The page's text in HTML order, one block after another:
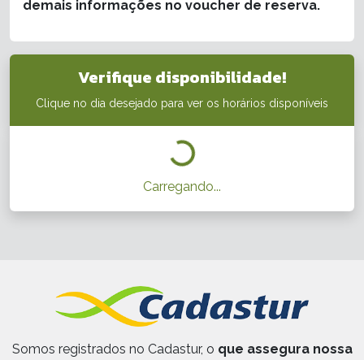
demais informações no voucher de reserva.
Verifique disponibilidade!
Clique no dia desejado para ver os horários disponíveis
Carregando...
Somos registrados no Cadastur, o que assegura nossa